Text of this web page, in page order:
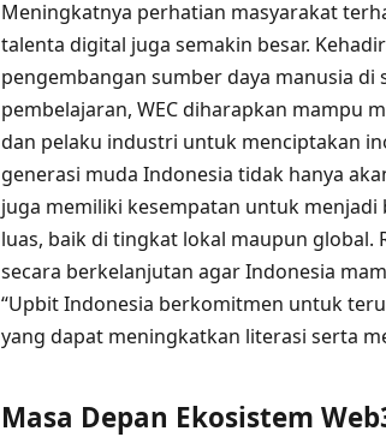
Meningkatnya perhatian masyarakat
talenta digital juga semakin besar.
pengembangan sumber daya manusia
pembelajaran, WEC diharapkan mampu
dan pelaku industri untuk menciptakan
generasi muda Indonesia tidak hanya
juga memiliki kesempatan untuk
luas, baik di tingkat lokal maupun
secara berkelanjutan agar Indonesia
“Upbit Indonesia berkomitmen untuk
yang dapat meningkatkan literasi serta
Masa Depan Ekosistem